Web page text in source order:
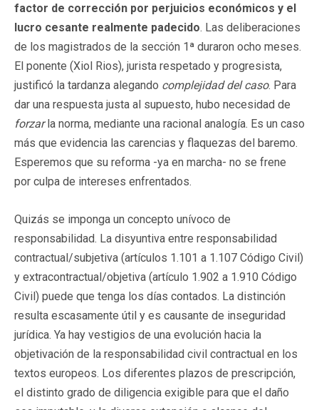
factor de corrección por perjuicios económicos y el
lucro cesante realmente padecido. Las deliberaciones
de los magistrados de la sección 1ª duraron ocho meses.
El ponente (Xiol Rios), jurista respetado y progresista,
justificó la tardanza alegando complejidad del caso. Para
dar una respuesta justa al supuesto, hubo necesidad de
forzarla norma, mediante una racional analogía. Es un caso
más que evidencia las carencias y flaquezas del baremo.
Esperemos que su reforma -ya en marcha- no se frene
por culpa de intereses enfrentados.
Quizás se imponga un concepto unívoco de
responsabilidad. La disyuntiva entre responsabilidad
contractual/subjetiva (artículos 1.101 a 1.107 Código Civil)
y extracontractual/objetiva (artículo 1.902 a 1.910 Código
Civil) puede que tenga los días contados. La distinción
resulta escasamente útil y es causante de inseguridad
jurídica. Ya hay vestigios de una evolución hacia la
objetivación de la responsabilidad civil contractual en los
textos europeos. Los diferentes plazos de prescripción,
el distinto grado de diligencia exigible para que el daño